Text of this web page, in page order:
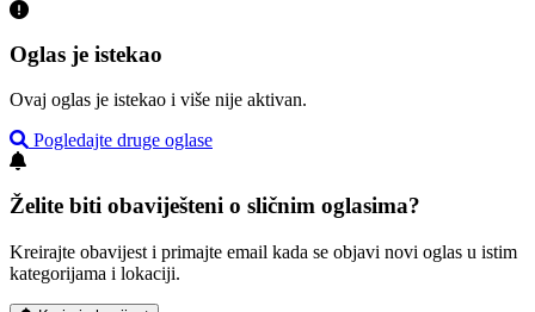
Oglas je istekao
Ovaj oglas je istekao i više nije aktivan.
Pogledajte druge oglase
Želite biti obaviješteni o sličnim oglasima?
Kreirajte obavijest i primajte email kada se objavi novi oglas u istim
kategorijama i lokaciji.